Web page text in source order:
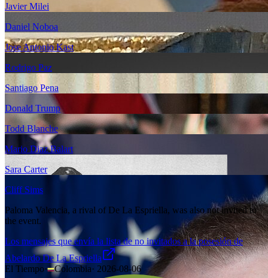
Javier Milei
Daniel Noboa
Jose Antonio Kast
Rodrigo Paz
Santiago Pena
Donald Trump
Todd Blanche
Mario Diaz Balart
Sara Carter
Cliff Sims
Paloma Valencia, a rival of De La Espriella, was also not invited to
the event.
Los mensajes que envía la lista de no invitados a la posesión de
Abelardo De La Espriella
El Tiempo· Colombia· 2026-08-06